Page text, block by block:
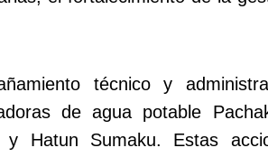
técnico y
de agua potable
Hatun Sumaku. Estas